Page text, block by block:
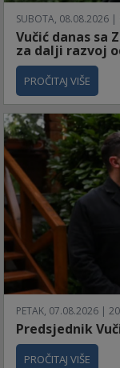
SUBOTA, 08.08.2026 |
Vučić danas sa
za dalji razvoj
PROČITAJ VIŠE
PETAK, 07.08.2026 |
Predsjednik
PROČITAJ VIŠE